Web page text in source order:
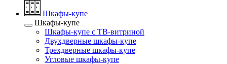
Шкафы-купе
Шкафы-купе
Шкафы-купе с ТВ-витриной
Двухдверные шкафы-купе
Трехдверные шкафы-купе
Угловые шкафы-купе